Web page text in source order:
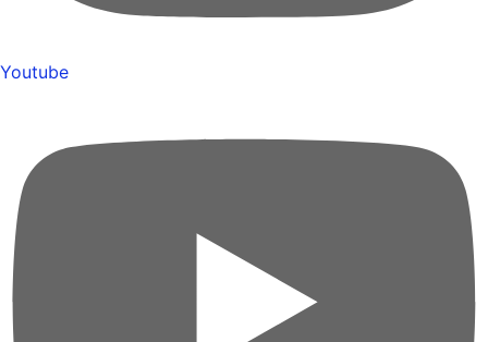
Youtube